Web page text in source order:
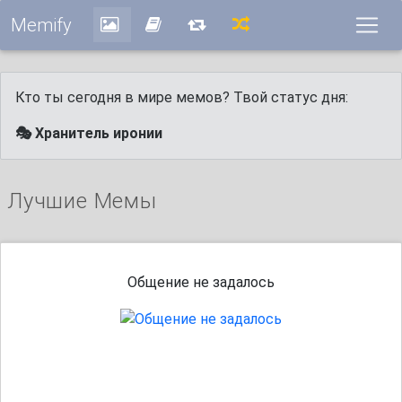
Memify
Кто ты сегодня в мире мемов? Твой статус дня:
🎭 Хранитель иронии
Лучшие Мемы
Общение не задалось